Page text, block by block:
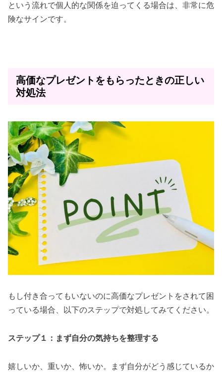
という流れで個人的な関係を迫ってくる場合は、非常に危
険なサインです。
高価なプレゼントをもらったときの正しい
対処法
もし付き合ってもいないのに高価なプレゼントをされて困
っている場合、以下のステップで対処してみてください。
ステップ１：まず自分の気持ちを整理する
嬉しいか、重いか、怖いか。まず自分がどう感じているか